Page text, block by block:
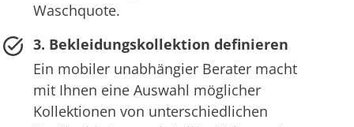
Waschquote.
3. Bekleidungskollektion definieren
Ein mobiler unabhängier Berater macht
mit Ihnen eine Auswahl möglicher
Kollektionen von unterschiedlichen